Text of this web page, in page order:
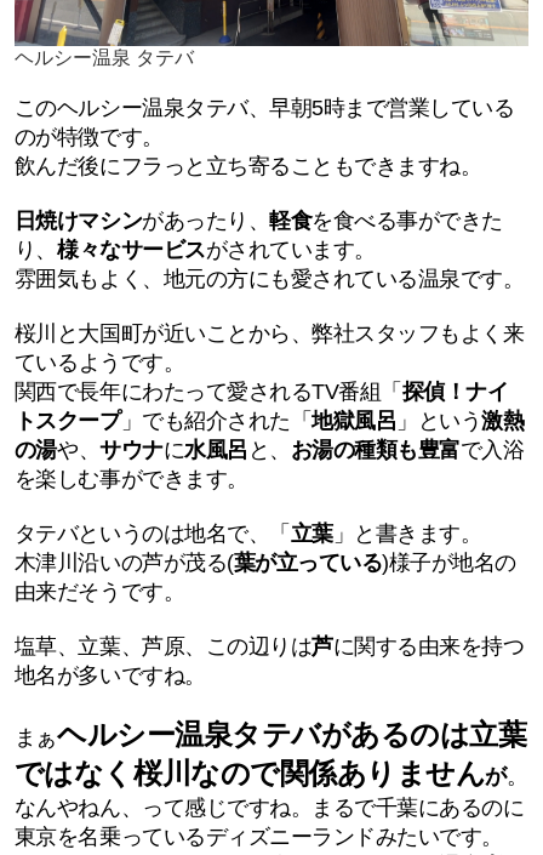
ヘルシー温泉 タテバ
このヘルシー温泉タテバ、早朝5時まで営業している
のが特徴です。
飲んだ後にフラっと立ち寄ることもできますね。
日焼けマシンがあったり、軽食を食べる事ができた
り、 様々なサービスがされています。
雰囲気もよく、地元の方にも愛されている温泉です。
桜川と大国町が近いことから、弊社スタッフもよく来
ているようです。
関西で長年にわたって愛されるTV番組「 探偵！ナイ
トスクープ」でも紹介された「地獄風呂 」という激熱
の湯や、サウナに水風呂 と、 お湯の種類も豊富で入浴
を楽しむ事ができます。
タテバというのは地名で、「 立葉」と書きます。
木津川沿いの芦が茂る(葉が立っている)様子が地名の
由来だそうです。
塩草、立葉、芦原、この辺りは芦に関する由来を持つ
地名が多いですね。
まぁヘルシー温泉タテバがあるのは立葉
ではなく桜川なので関係ありませんが。
なんやねん、って感じですね。まるで千葉にあるのに
東京を名乗っているディズニーランドみたいです。